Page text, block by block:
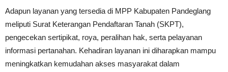
Adapun layanan yang tersedia di MPP Kabupaten Pandeglang
meliputi Surat Keterangan Pendaftaran Tanah (SKPT),
pengecekan sertipikat, roya, peralihan hak, serta pelayanan
informasi pertanahan. Kehadiran layanan ini diharapkan mampu
meningkatkan kemudahan akses masyarakat dalam